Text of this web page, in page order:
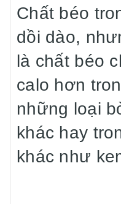
Chất béo
dồi dào,
là chất béo
calo hơn
những loại
khác hay
khác như